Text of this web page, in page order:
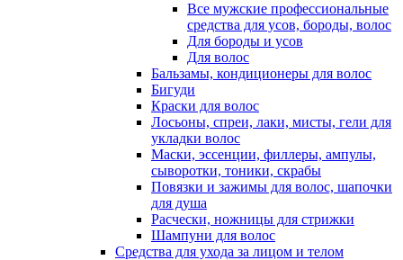
Все мужские профессиональные
средства для усов, бороды, волос
Для бороды и усов
Для волос
Бальзамы, кондиционеры для волос
Бигуди
Краски для волос
Лосьоны, спреи, лаки, мисты, гели для
укладки волос
Маски, эссенции, филлеры, ампулы,
сыворотки, тоники, скрабы
Повязки и зажимы для волос, шапочки
для душа
Расчески, ножницы для стрижки
Шампуни для волос
Средства для ухода за лицом и телом